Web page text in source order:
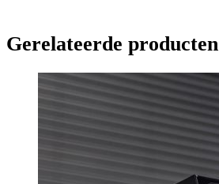
Gerelateerde producten